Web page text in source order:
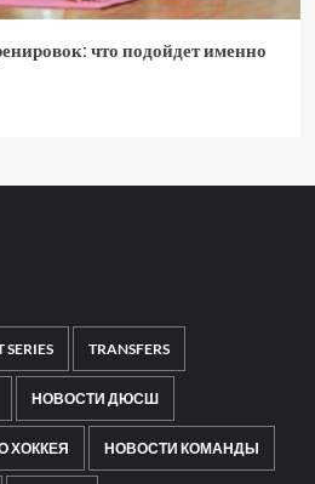
что подойдет именно
SERIES TRANSFERS
НОВОСТИ ДЮСШ
ХОККЕЯ НОВОСТИ КОМАНДЫ